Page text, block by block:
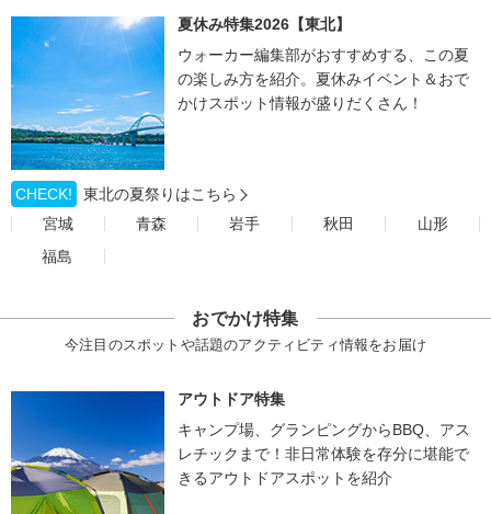
夏休み特集2026【東北】
ウォーカー編集部がおすすめする、この夏
の楽しみ方を紹介。夏休みイベント＆おで
かけスポット情報が盛りだくさん！
CHECK!
東北の夏祭りはこちら
宮城
青森 岩手 秋田
山形
福島
おでかけ特集
今注目のスポットや話題のアクティビティ情報をお届け
アウトドア特集
キャンプ場、グランピングからBBQ、アス
レチックまで！非日常体験を存分に堪能で
きるアウトドアスポットを紹介